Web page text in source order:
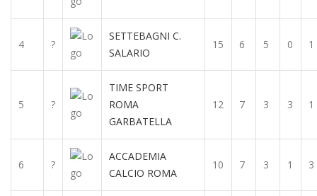
4 ?
SETTEBAGNI C.
SALARIO
15 6 5 0 1
5 ?
TIME SPORT
ROMA
GARBATELLA
12 7 3 3 1
6 ?
ACCADEMIA
CALCIO ROMA
10 7 3 1 3